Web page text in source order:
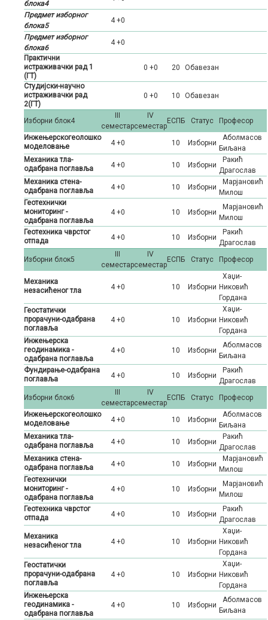
блока4
Предмет изборног
блока5
4 +0
Предмет изборног
блока6
4 +0
Практични
истраживачки рад 1
(ГТ)
0 +0 20 Oбавезан
Студијски-научно
истраживачки рад
2(ГТ)
0 +0 10 Oбавезан
Изборни блок4
семестар
IV
семестар
ЕСПБ Статус
Професор
Инжењерскогеолошко
моделовање
4 +0 10 Изборни
Аболмасов
Биљана
Механика тла-
одабрана поглавља
4 +0 10 Изборни
Ракић
Драгослав
Механика стена-
одабрана поглавља
4 +0 10 Изборни
Марјановић
Милош
Геотехнички
мониторинг -
одабрана поглавља
4 +0 10 Изборни
Марјановић
Милош
Геотехника чврстог
отпада
4 +0 10 Изборни
Ракић
Драгослав
Изборни блок5
семестар
IV
семестар
ЕСПБ Статус Професор
Механика
незасићеног тла
4 +0 10 Изборни
Хаџи-
Никовић
Гордана
Геостатички
прорачуни-одабрана
поглавља
4 +0 10 Изборни
Хаџи-
Никовић
Гордана
Инжењерска
геодинамика -
одабрана поглавља
4 +0 10 Изборни
Аболмасов
Биљана
Фундирање-одабрана
поглавља
4 +0 10 Изборни
Ракић
Драгослав
Изборни блок6
семестар
IV
семестар
ЕСПБ Статус
Професор
Инжењерскогеолошко
моделовање
4 +0 10 Изборни
Аболмасов
Биљана
Механика тла-
одабрана поглавља
4 +0 10 Изборни
Ракић
Драгослав
Механика стена-
одабрана поглавља
4 +0 10 Изборни
Марјановић
Милош
Геотехнички
мониторинг -
одабрана поглавља
4 +0 10 Изборни
Марјановић
Милош
Геотехника чврстог
отпада
4 +0 10 Изборни
Ракић
Драгослав
Механика
незасићеног тла
4 +0 10 Изборни
Хаџи-
Никовић
Гордана
Геостатички
прорачуни-одабрана
поглавља
4 +0 10 Изборни
Хаџи-
Никовић
Гордана
Инжењерска
геодинамика -
одабрана поглавља
4 +0 10 Изборни
Аболмасов
Биљана